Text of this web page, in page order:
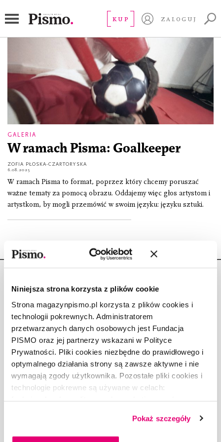
Niniejsza strona korzysta z plików cookie
Strona magazynpismo.pl korzysta z plików cookies i
technologii pokrewnych. Administratorem
przetwarzanych danych osobowych jest Fundacja
PISMO oraz jej partnerzy wskazani w Polityce
Prywatności. Pliki cookies niezbędne do prawidłowego i
optymalnego działania strony są zawsze aktywne i nie
wymagają zgody użytkownika. Pozostałe pliki cookies i
technologie pokrewne są używane w celach:
dobrowolną zgodę na pliki cookies i technologie
pokrewne, zgadzasz się na przechowywanie informacji
Pokaż szczegóły
KUP ZALOGUJ
GALERIA
W ramach Pisma: Goalkeeper
ZOFIA PŁOSKA-CZARTORYSKA
6.08.2025
W ramach Pisma to format, poprzez który chcemy poruszać
ważne tematy za pomocą obrazu. Oddajemy więc głos artystom i
artystkom, by mogli przemówić w swoim języku: języku sztuki.
Copyright © Fundacja Pismo
O „PIŚMIE”
ABOUT PISMO
FACT-CHECKING W „PIŚMIE”